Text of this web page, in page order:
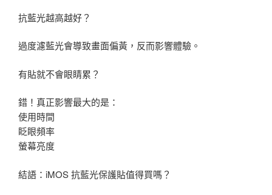
抗藍光越高越好？
過度濾藍光會導致畫面偏黃，反而影響體驗。
有貼就不會眼睛累？
錯！真正影響最大的是：
使用時間
眨眼頻率
螢幕亮度
結語：iMOS 抗藍光保護貼值得買嗎？